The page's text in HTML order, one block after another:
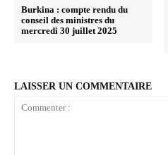
Burkina : compte rendu du
conseil des ministres du
mercredi 30 juillet 2025
LAISSER UN COMMENTAIRE